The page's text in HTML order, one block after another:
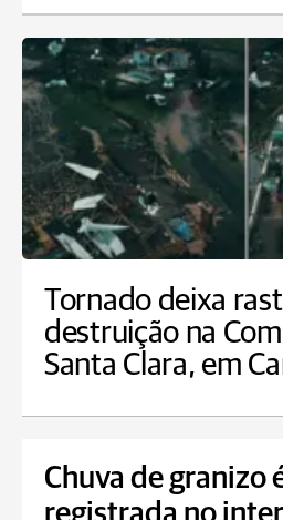
Tornado deixa
destruição na
Santa Clara, em
Chuva de granizo